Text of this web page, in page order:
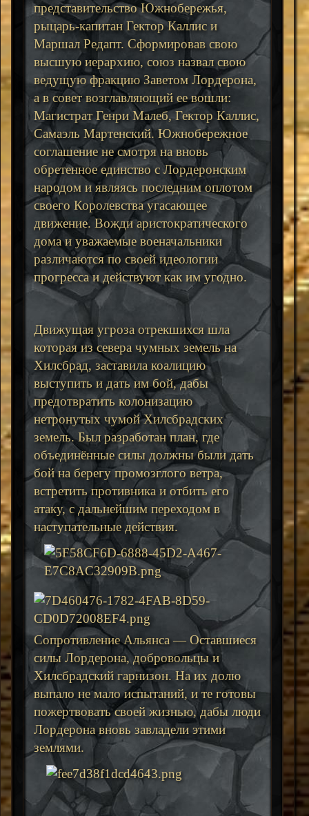
представительство Южнобережья,
рыцарь-капитан Гектор Каллис и
Маршал Редапт. Сформировав свою
высшую иерархию, союз назвал свою
ведущую фракцию Заветом Лордерона,
а в совет возглавляющий ее вошли:
Магистрат Генри Малеб, Гектор Каллис,
Самаэль Мартенский. Южнобережное
соглашение не смотря на вновь
обретенное единство с Лордеронским
народом и являясь последним оплотом
своего Королевства угасающее
движение. Вожди аристократического
дома и уважаемые военачальники
различаются по своей идеологии
прогресса и действуют как им угодно.
Движущая угроза отрекшихся шла
которая из севера чумных земель на
Хилсбрад, заставила коалицию
выступить и дать им бой, дабы
предотвратить колонизацию
нетронутых чумой Хилсбрадских
земель. Был разработан план, где
объединённые силы должны были дать
бой на берегу промозглого ветра,
встретить противника и отбить его
атаку, с дальнейшим переходом в
наступательные действия.
Сопротивление Альянса — Оставшиеся
силы Лордерона, добровольцы и
Хилсбрадский гарнизон. На их долю
выпало не мало испытаний, и те готовы
пожертвовать своей жизнью, дабы люди
Лордерона вновь завладели этими
землями.